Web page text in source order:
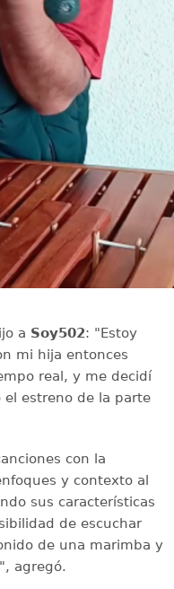
a Soy502: "Estoy
mi hija entonces
real, y me decidí
el estreno de la parte
con la
y contexto al
sus características
de escuchar
de una marimba y
agregó.